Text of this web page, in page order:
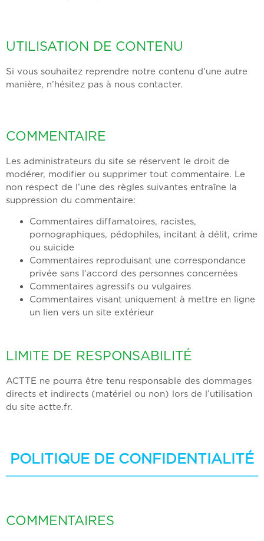
UTILISATION DE CONTENU
Si vous souhaitez reprendre notre contenu d’une autre
manière, n’hésitez pas à nous contacter.
COMMENTAIRE
Les administrateurs du site se réservent le droit de
modérer, modifier ou supprimer tout commentaire. Le
non respect de l’une des règles suivantes entraîne la
suppression du commentaire:
Commentaires diffamatoires, racistes,
pornographiques, pédophiles, incitant à délit, crime
ou suicide
Commentaires reproduisant une correspondance
privée sans l’accord des personnes concernées
Commentaires agressifs ou vulgaires
Commentaires visant uniquement à mettre en ligne
un lien vers un site extérieur
LIMITE DE RESPONSABILITÉ
ACTTE ne pourra être tenu responsable des dommages
directs et indirects (matériel ou non) lors de l’utilisation
du site actte.fr.
POLITIQUE DE CONFIDENTIALITÉ
COMMENTAIRES